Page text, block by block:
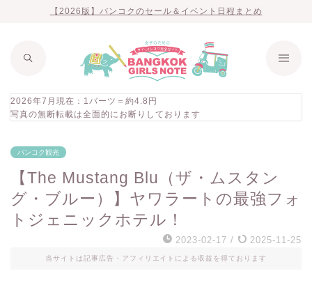
【2026版】バンコクのセール＆イベント日程まとめ
2026年7月現在：1バーツ＝約4.8円
写真の無断転載は全面的にお断りしております
バンコク観光
【The Mustang Blu（ザ・ムスタン
グ・ブルー）】ヤワラートの最強フォ
トジェニックホテル！
2023-02-17 / 2025-11-25
当サイトは記事広告・アフィリエイトによる収益を得ております